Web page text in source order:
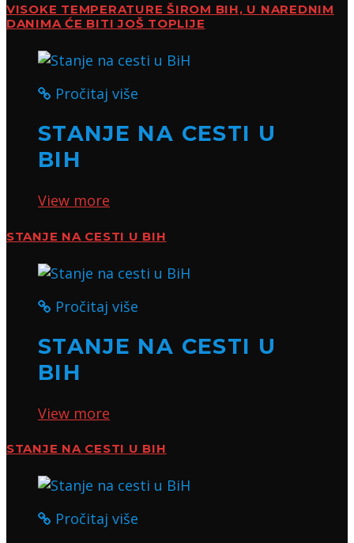
VISOKE TEMPERATURE ŠIROM BIH, U NAREDNIM
DANIMA ĆE BITI JOŠ TOPLIJE
Pročitaj više
STANJE NA CESTI U
BIH
View more
STANJE NA CESTI U BIH
Pročitaj više
STANJE NA CESTI U
BIH
View more
STANJE NA CESTI U BIH
Pročitaj više